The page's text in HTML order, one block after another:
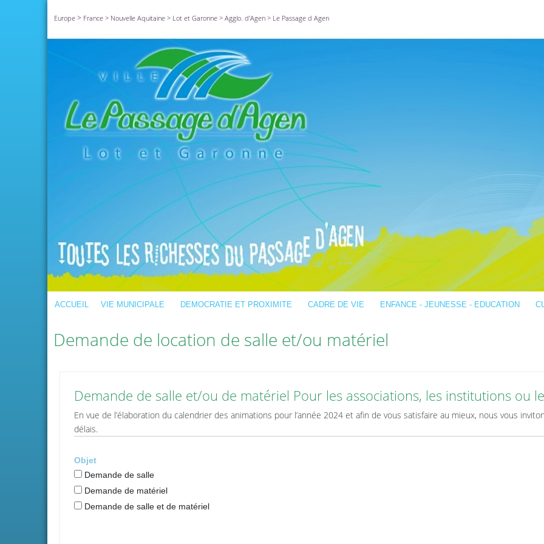
Europe > France > Nouvelle Aquitaine > Lot et Garonne > Agglo. d'Agen > Le Passage d Agen
ACCUEIL VIE MUNICIPALE DEMOCRATIE ET PROXIMITE CADRE DE VIE ENFANCE - JEUNESSE - EDUCATION
Demande de location de salle et/ou matériel
Demande de salle et/ou de matériel Pour les associations, les institutions ou
En vue de l’élaboration du calendrier des animations pour l’année 2024 et afin de vous satisfaire au mieux, nous vous
délais.
Objet
Demande de salle
Demande de matériel
Demande de salle et de matériel